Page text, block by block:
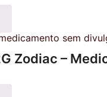
Zodiac –